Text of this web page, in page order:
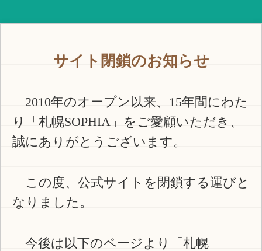
サイト閉鎖のお知らせ
2010年のオープン以来、15年間にわた
り「札幌SOPHIA」をご愛顧いただき、
誠にありがとうございます。
この度、公式サイトを閉鎖する運びと
なりました。
今後は以下のページより「札幌